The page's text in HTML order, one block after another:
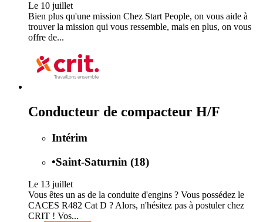
Le 10 juillet
Bien plus qu'une mission Chez Start People, on vous aide à
trouver la mission qui vous ressemble, mais en plus, on vous
offre de...
Conducteur de compacteur H/F
Intérim
•Saint-Saturnin (18)
Le 13 juillet
Vous êtes un as de la conduite d'engins ? Vous possédez le
CACES R482 Cat D ? Alors, n'hésitez pas à postuler chez
CRIT ! Vos...